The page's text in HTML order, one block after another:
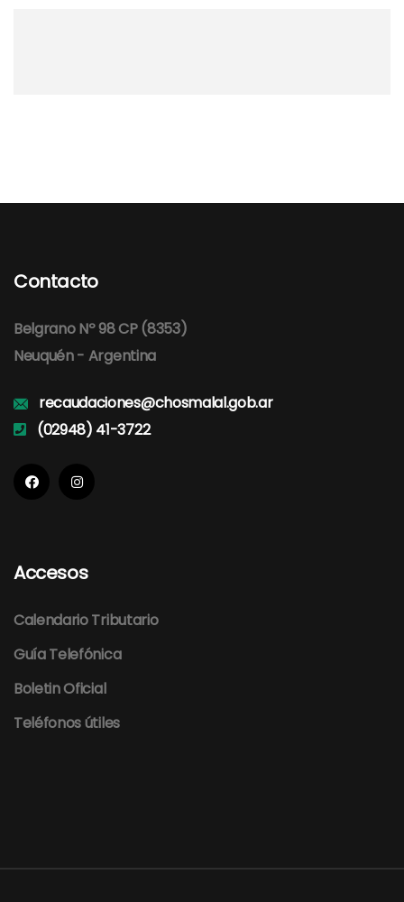
Contacto
Belgrano Nº 98 CP (8353)
Neuquén - Argentina
recaudaciones@chosmalal.gob.ar
(02948) 41-3722
Accesos
Calendario Tributario
Guía Telefónica
Boletin Oficial
Teléfonos útiles